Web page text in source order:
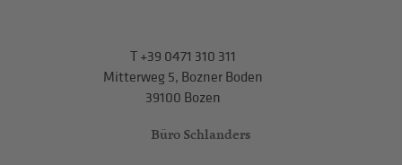
T+39 0471 310 311
Mitterweg 5, Bozner Boden
39100 Bozen
Büro Schlanders